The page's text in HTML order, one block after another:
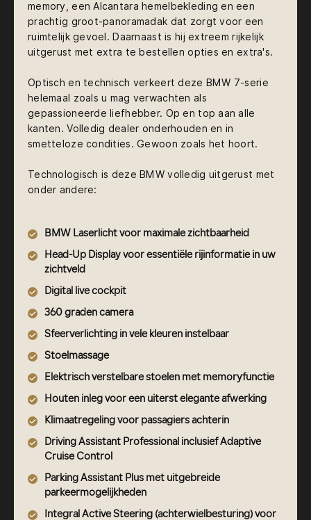
memory, een Alcantara hemelbekleding en een
prachtig groot-panoramadak dat zorgt voor een
ruimtelijk gevoel. Daarnaast ​is hij extreem rijkelijk
uitgerust met extra te bestellen opties en ​extra's.
Optisch en technisch verkeert deze BMW 7-serie
helemaal zoals u mag verwachten als
gepassioneerde liefhebber. Op en top aan alle
kanten. Volledig dealer onderhouden en in
smetteloze condities. Gewoon zoals het hoort.
Technologisch is deze BMW volledig uitgerust met
onder andere:
BMW Laserlicht voor maximale zichtbaarheid
Head-Up Display voor essentiële rijinformatie in uw
zichtveld
Digital live cockpit
360 graden camera
Sfeerverlichting in vele kleuren instelbaar
Stoelmassage
Elektrisch verstelbare stoelen met memoryfunctie
Houten inleg voor een uiterst elegante afwerking
Klimaatregeling voor passagiers achterin
Driving Assistant Professional inclusief Adaptive
Cruise Control
Parking Assistant Plus met uitgebreide
parkeermogelijkheden
Integral Active Steering (achterwielbesturing) voor